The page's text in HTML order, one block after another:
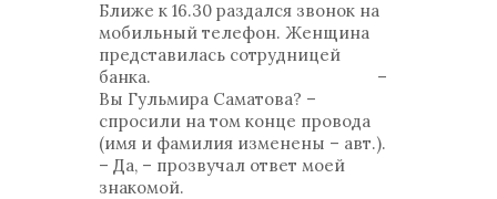
Ближе к 16.30 раздался звонок на
мобильный телефон. Женщина
представилась сотрудницей
банка. –
Вы Гульмира Саматова? –
спросили на том конце провода
(имя и фамилия изменены – авт.).
– Да, – прозвучал ответ моей
знакомой.